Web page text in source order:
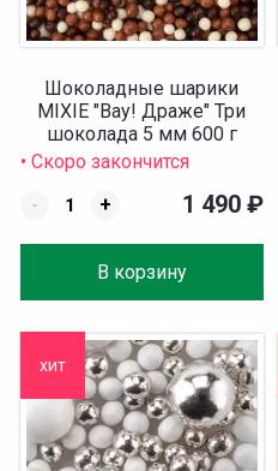
Шоколадные шарики
MIXIE "Вау! Драже" Три
шоколада 5 мм 600 г
• Скоро закончится
-
+
В корзину
1 490 ₽
хит